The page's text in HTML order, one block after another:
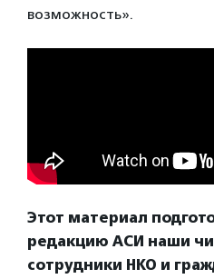
возможность».
Этот материал
редакцию АСИ наши
сотрудники НКО и